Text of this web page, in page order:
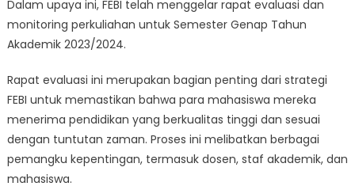
Genap
FEBI
Kualitas
Pembelajaran
Mahasiswa
Dalam upaya ini, FEBI telah menggelar rapat evaluasi dan
monitoring perkuliahan untuk Semester Genap Tahun
Akademik 2023/2024.
Rapat evaluasi ini merupakan bagian penting dari strategi
FEBI untuk memastikan bahwa para mahasiswa mereka
menerima pendidikan yang berkualitas tinggi dan sesuai
dengan tuntutan zaman. Proses ini melibatkan berbagai
pemangku kepentingan, termasuk dosen, staf akademik, dan
mahasiswa.